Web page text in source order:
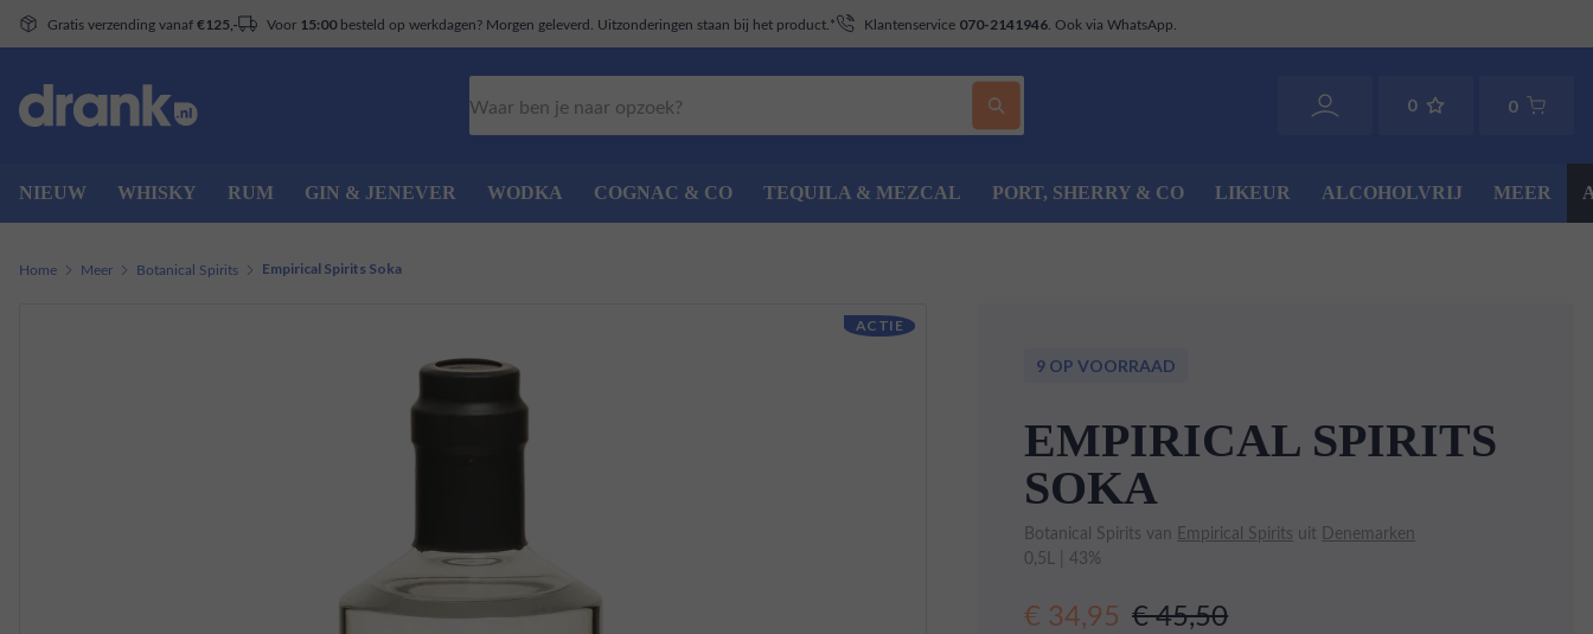
Gratis verzending vanaf €125,- Voor 15:00besteld op werkdagen? Morgen geleverd. Uitzonderingen staan bij het product.* Klantenservice 070-2141946 . Ook via WhatsApp.
0 0
NIEUW WHISKY RUM GIN & JENEVER WODKA COGNAC & CO TEQUILA & MEZCAL PORT, SHERRY & CO LIKEUR ALCOHOLVRIJ MEER
Home Meer Botanical Spirits Empirical Spirits Soka
ACTIE
9 OP VOORRAAD
EMPIRICAL SPIRITS
SOKA
Botanical Spirits van Empirical Spirits uit Denemarken
0,5L | 43%
€ 34,95 € 45,50